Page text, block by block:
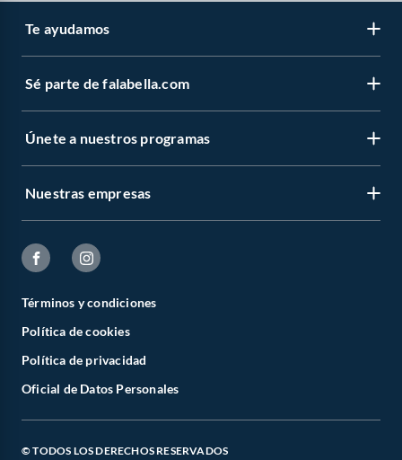
Te ayudamos
Sé parte de falabella.com
Únete a nuestros programas
Nuestras empresas
Términos y condiciones
Política de cookies
Política de privacidad
Oficial de Datos Personales
© TODOS LOS DERECHOS RESERVADOS